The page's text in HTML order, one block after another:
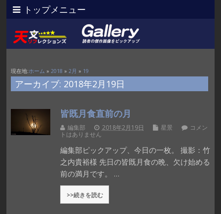
トップメニュー
現在地:ホーム » 2018 » 2月 » 19
アーカイブ: 2018年2月19日
皆既月食直前の月
編集部 2018年2月19日 星景
コメン
トはありません
編集部ピックアップ、今日の一枚。 撮影：竹
之内貴裕様 先日の皆既月食の晩、欠け始める
前の満月です。 …
>>続きを読む